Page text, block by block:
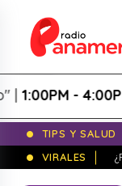
- 4:00PM
TIPS Y SALUD
VIRALES